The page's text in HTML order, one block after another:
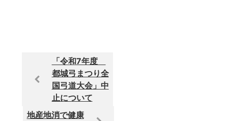
「令和7年度
都城弓まつり全
国弓道大会」中
止について
地産地消で健康